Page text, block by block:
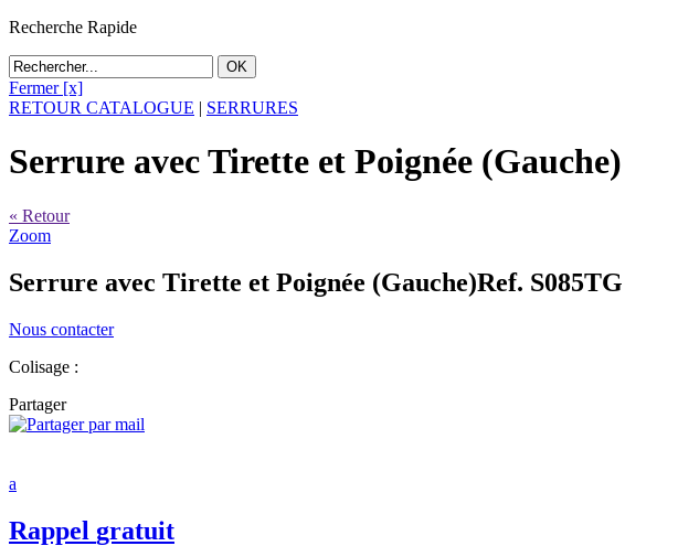
Recherche Rapide
Fermer [x]
RETOUR CATALOGUE | SERRURES
Serrure avec Tirette et Poignée (Gauche)
« Retour
Zoom
Serrure avec Tirette et Poignée (Gauche)Ref. S085TG
Nous contacter
Colisage :
Partager
a
Rappel gratuit